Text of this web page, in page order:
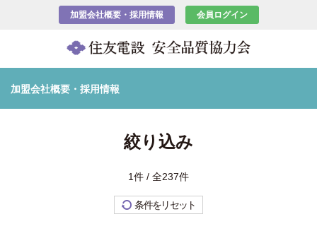
加盟会社概要・採用情報 会員ログイン
加盟会社概要・採用情報
絞り込み
1件 / 全237件
条件をリセット